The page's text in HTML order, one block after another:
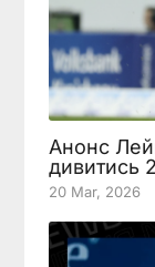
Анонс
дивитись
20 Mar, 2026